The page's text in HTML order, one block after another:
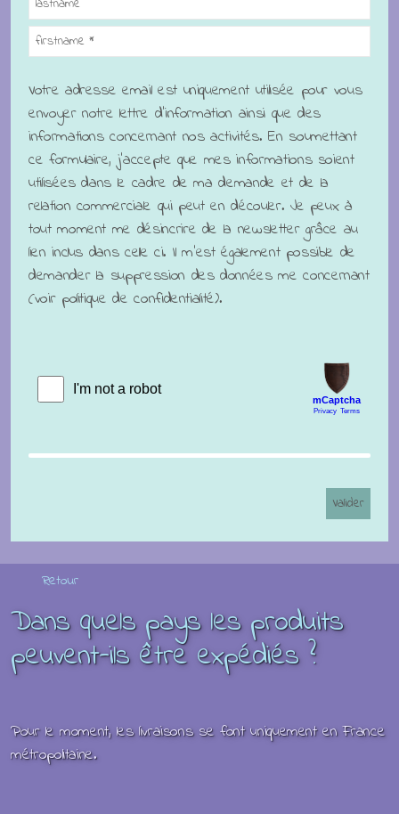
Votre adresse email est uniquement utilisée pour vous
envoyer notre lettre d'information ainsi que des
informations concernant nos activités. En soumettant
ce formulaire, j'accepte que mes informations soient
utilisées dans le cadre de ma demande et de la
relation commerciale qui peut en découler. Je peux à
tout moment me désincrire de la newsletter grâce au
lien inclus dans celle ci. Il m'est également possible de
demander la suppression des données me concernant
(voir politique de confidentialité).
Retour
Dans quels pays les produits
peuvent-ils être expédiés ?
Pour le moment, les livraisons se font uniquement en France
métropolitaine.